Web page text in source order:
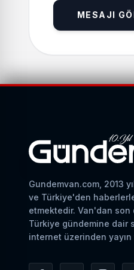
MESAJI
Gundemvan.com, 2013
ve Türkiye'den
etmektedir. Van'dan
Türkiye gündemine dair
internet üzerinden yayın